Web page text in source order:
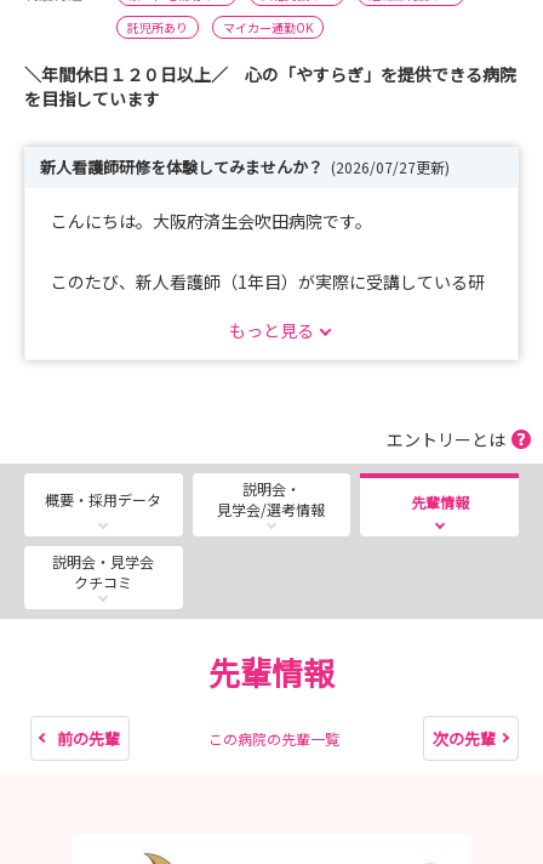
託児所あり
マイカー通勤OK
＼年間休日１２０日以上／ 心の「やすらぎ」を提供できる病院
を目指しています
新人看護師研修を体験してみませんか？ (2026/07/27更新)
こんにちは。大阪府済生会吹田病院です。
このたび、新人看護師（1年目）が実際に受講している研
今回のテーマは**「認知症看護について理解を深めよ
う！」**です。
当日は特別講師をお招きし、新人看護師と一緒に研修を受
講していただけます。
病院の雰囲気や新人教育について知ることができる貴重な
機会ですので、ぜひお気軽にご参加ください。
通常見学会、インターンシップもお申込み受付中です♪
※2027卒向けの選考試験は終了いたしました※
もっと見る
エントリーとは
概要・採用データ
説明会・
見学会/選考情報
先輩情報
説明会・見学会
クチコミ
先輩情報
前の先輩 この病院の先輩一覧 次の先輩